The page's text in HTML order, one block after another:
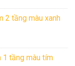
2 tầng màu xanh
1 tầng màu tím